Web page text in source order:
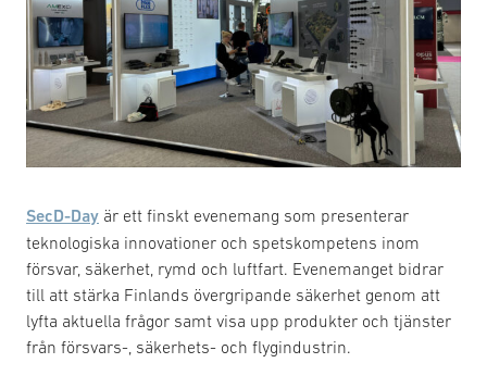
SecD-Day är ett finskt evenemang som presenterar
teknologiska innovationer och spetskompetens inom
försvar, säkerhet, rymd och luftfart. Evenemanget bidrar
till att stärka Finlands övergripande säkerhet genom att
lyfta aktuella frågor samt visa upp produkter och tjänster
från försvars-, säkerhets- och flygindustrin.